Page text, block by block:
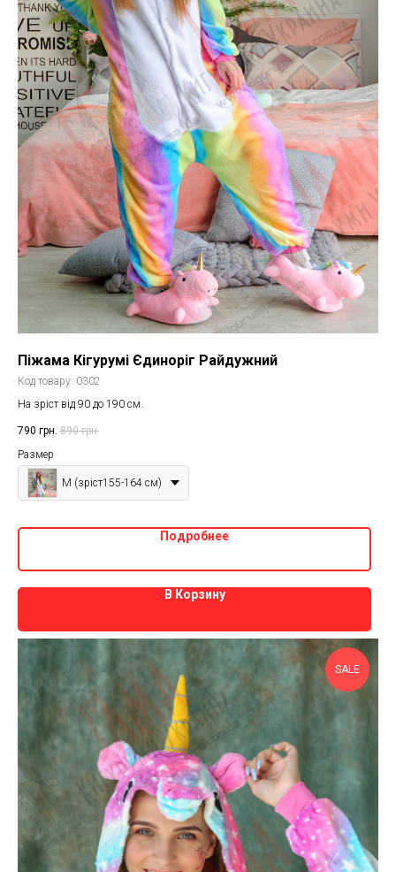
Піжама Кігурумі Єдиноріг Райдужний
Код товару: 0302
На зріст від 90 до 190 см.
790 грн. 890 грн.
Размер
M (зріст155-164 см)
Подробнее
В Корзину
SALE